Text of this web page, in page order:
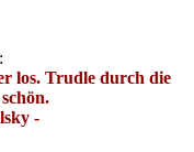
los. Trudle durch die
-